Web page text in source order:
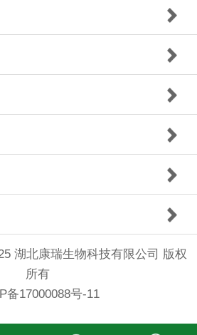
湖北康瑞生物科技有限公司 版权
所有
备17000088号-11